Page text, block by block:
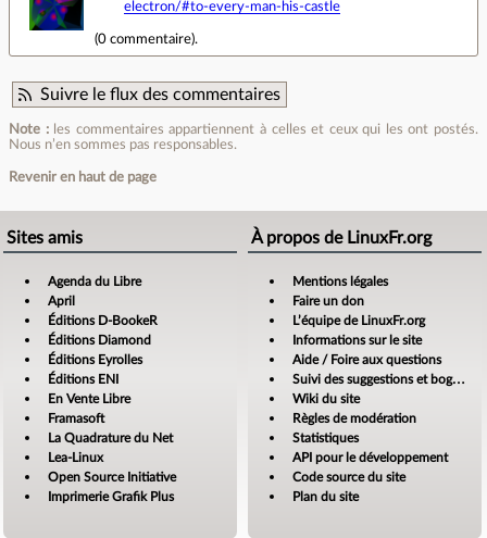
electron/#to-every-man-his-castle
(0 commentaire).
Suivre le flux des commentaires
Note :les commentaires appartiennent à celles et ceux qui les ont postés.
Nous n’en sommes pas responsables.
Revenir en haut de page
Sites amis
Agenda du Libre
April
Éditions D-BookeR
Éditions Diamond
Éditions Eyrolles
Éditions ENI
En Vente Libre
Framasoft
La Quadrature du Net
Lea-Linux
Open Source Initiative
Imprimerie Grafik Plus
À propos de LinuxFr.org
Mentions légales
Faire un don
L’équipe de LinuxFr.org
Informations sur le site
Aide / Foire aux questions
Suivi des suggestions et bogues
Wiki du site
Règles de modération
Statistiques
API pour le développement
Code source du site
Plan du site